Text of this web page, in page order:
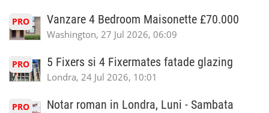
PRO Vanzare 4 Bedroom Maisonette £70.000
Washington, 27 Jul 2026, 06:09
PRO 5 Fixers si 4 Fixermates fatade glazing
Londra, 24 Jul 2026, 10:01
PRO Notar roman in Londra, Luni - Sambata